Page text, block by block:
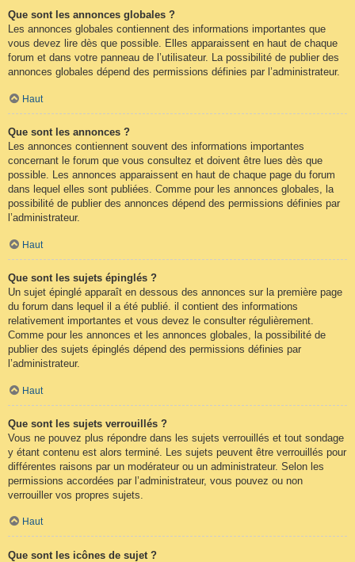
Que sont les annonces globales ?
Les annonces globales contiennent des informations importantes que
vous devez lire dès que possible. Elles apparaissent en haut de chaque
forum et dans votre panneau de l’utilisateur. La possibilité de publier des
annonces globales dépend des permissions définies par l’administrateur.
Haut
Que sont les annonces ?
Les annonces contiennent souvent des informations importantes
concernant le forum que vous consultez et doivent être lues dès que
possible. Les annonces apparaissent en haut de chaque page du forum
dans lequel elles sont publiées. Comme pour les annonces globales, la
possibilité de publier des annonces dépend des permissions définies par
l’administrateur.
Haut
Que sont les sujets épinglés ?
Un sujet épinglé apparaît en dessous des annonces sur la première page
du forum dans lequel il a été publié. il contient des informations
relativement importantes et vous devez le consulter régulièrement.
Comme pour les annonces et les annonces globales, la possibilité de
publier des sujets épinglés dépend des permissions définies par
l’administrateur.
Haut
Que sont les sujets verrouillés ?
Vous ne pouvez plus répondre dans les sujets verrouillés et tout sondage
y étant contenu est alors terminé. Les sujets peuvent être verrouillés pour
différentes raisons par un modérateur ou un administrateur. Selon les
permissions accordées par l’administrateur, vous pouvez ou non
verrouiller vos propres sujets.
Haut
Que sont les icônes de sujet ?